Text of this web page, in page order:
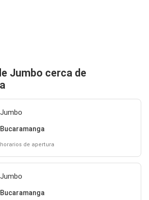
Jumbo cerca de
Jumbo
Bucaramanga
horarios de apertura
Jumbo
Bucaramanga